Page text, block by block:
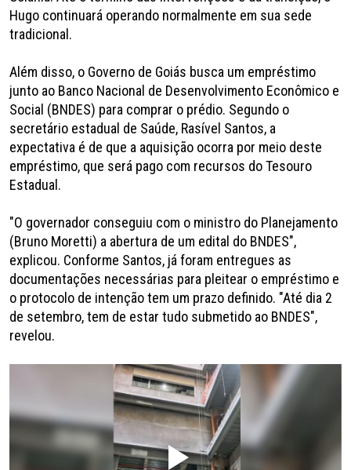
Hugo continuará operando normalmente em sua sede
tradicional.
Além disso, o Governo de Goiás busca um empréstimo
junto ao Banco Nacional de Desenvolvimento Econômico e
Social (BNDES) para comprar o prédio. Segundo o
secretário estadual de Saúde, Rasível Santos, a
expectativa é de que a aquisição ocorra por meio deste
empréstimo, que será pago com recursos do Tesouro
Estadual.
"O governador conseguiu com o ministro do Planejamento
(Bruno Moretti) a abertura de um edital do BNDES",
explicou. Conforme Santos, já foram entregues as
documentações necessárias para pleitear o empréstimo e
o protocolo de intenção tem um prazo definido. "Até dia 2
de setembro, tem de estar tudo submetido ao BNDES",
revelou.